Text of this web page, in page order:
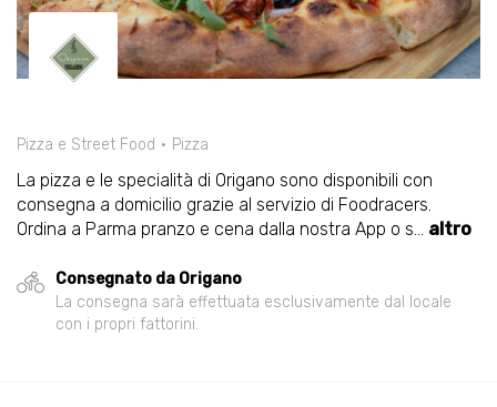
Pizza e Street Food Pizza
La pizza e le specialità di Origano sono disponibili con
consegna a domicilio grazie al servizio di Foodracers.
Ordina a Parma pranzo e cena dalla nostra App o s... altro
Consegnato da Origano
La consegna sarà effettuata esclusivamente dal locale
con i propri fattorini.